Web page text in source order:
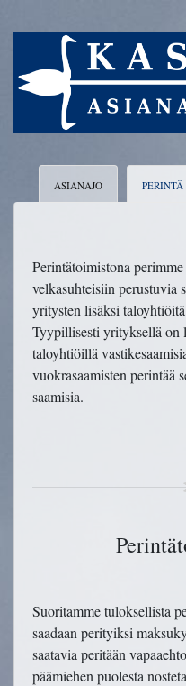
ASIANAJO PERINTÄ
Perintätoimistona
velkasuhteisiin perustuvia
yritysten lisäksi
Tyypillisesti yrityksellä on
taloyhtiöillä
vuokrasaamisten perintää
saamisia.
Suoritamme tuloksellista
saadaan perityiksi
saatavia peritään
päämiehen puolesta